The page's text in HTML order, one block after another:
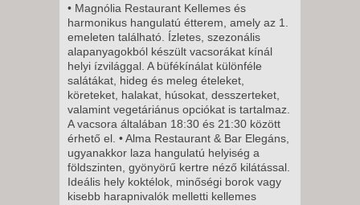
8 NAP / 7 ÉJSZAKA
2026. NOVEMBER 30., HÉTFŐ -
8 NAP / 7 ÉJSZAKA
2026. NOVEMBER 30., HÉTFŐ -
5 NAP / 4 ÉJSZAKA
2026. NOVEMBER 30., HÉTFŐ -
• Magnólia Restaurant Kellemes és
harmonikus hangulatú étterem, amely az 1.
emeleten található. Ízletes, szezonális
alapanyagokból készült vacsorákat kínál
helyi ízvilággal. A büfékínálat különféle
salátákat, hideg és meleg ételeket,
köreteket, halakat, húsokat, desszerteket,
valamint vegetáriánus opciókat is tartalmaz.
A vacsora általában 18:30 és 21:30 között
érhető el. • Alma Restaurant & Bar Elegáns,
ugyanakkor laza hangulatú helyiség a
földszinten, gyönyörű kertre néző kilátással.
Ideális hely koktélok, minőségi borok vagy
kisebb harapnivalók melletti kellemes